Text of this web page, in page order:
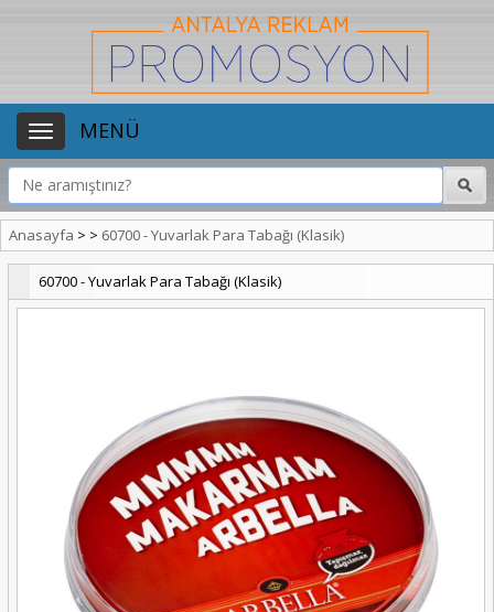
MENÜ
Anasayfa > > 60700 - Yuvarlak Para Tabağı (Klasik)
60700 - Yuvarlak Para Tabağı (Klasik)